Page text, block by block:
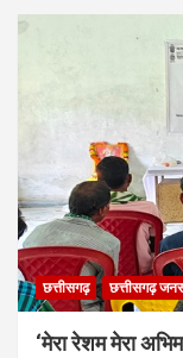
छत्तीसगढ़ छत्तीसगढ़
‘मेरा रेशम मेरा